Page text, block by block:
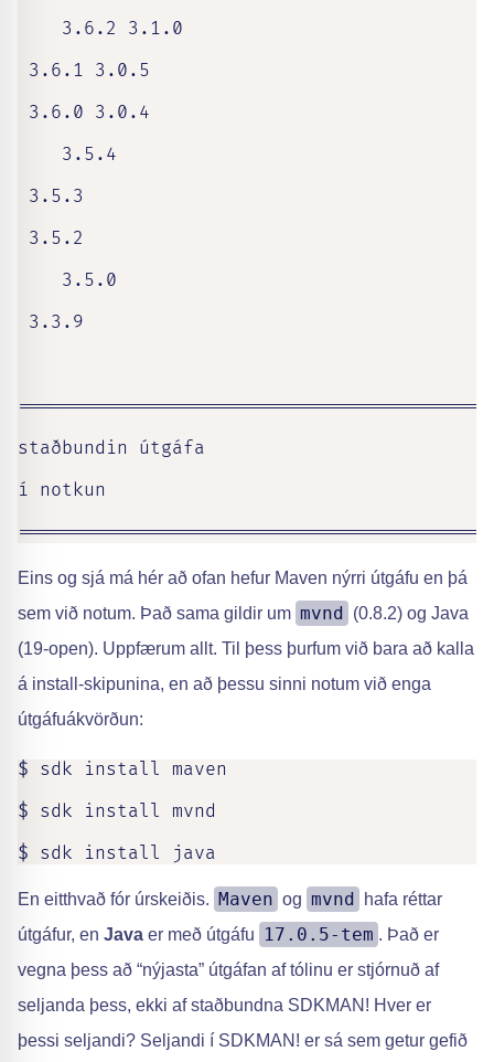
    3.6.2 3.1.0
3.6.1 3.0.5
3.6.0
    3.5.4
3.5.3
    3.5.0
3.3.9
staðbundin útgáfa
í notkun
Eins og sjá má hér að ofan hefur Maven nýrri útgáfu en þá
sem við notum. Það sama gildir um mvnd
(0.8.2) og Java
(19-open). Uppfærum allt. Til þess þurfum við bara að kalla
á install-skipunina, en að þessu sinni notum við enga
útgáfuákvörðun:
$ sdk install maven
$ sdk install mvnd
$ sdk install java
En eitthvað fór úrskeiðis. Maven og mvnd
hafa réttar
útgáfur, en Java er með útgáfu 17.0.5-tem . Það er
vegna þess að “nýjasta” útgáfan af tólinu er stjórnuð af
seljanda þess, ekki af staðbundna SDKMAN! Hver er
þessi seljandi? Seljandi í SDKMAN! er sá sem getur gefið